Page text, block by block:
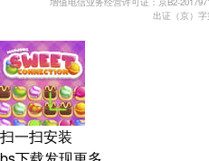
出证（京）字
扫一扫安装